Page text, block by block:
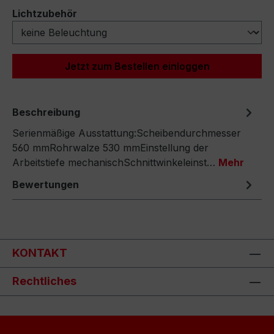
Lichtzubehör
Jetzt zum Bestellen einloggen
Beschreibung
Serienmäßige Ausstattung:Scheibendurchmesser
560 mmRohrwalze 530 mmEinstellung der
Arbeitstiefe mechanischSchnittwinkeleinst… Mehr
Bewertungen
KONTAKT
Rechtliches